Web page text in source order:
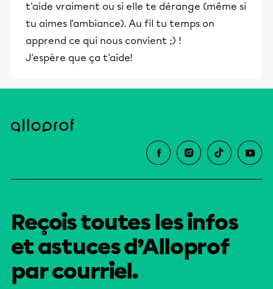
t'aide vraiment ou si elle te dérange (même si
tu aimes l'ambiance). Au fil tu temps on
apprend ce qui nous convient ;) !
J'espère que ça t'aide!
Reçois toutes les infos
et astuces d’Alloprof
par courriel.